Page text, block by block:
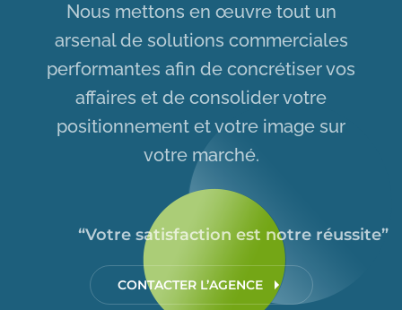
Nous mettons en œuvre tout un
arsenal de solutions commerciales
performantes afin de concrétiser vos
affaires et de consolider votre
positionnement et votre image sur
votre marché.
“Votre satisfaction est notre réussite”
CONTACTER L’AGENCE